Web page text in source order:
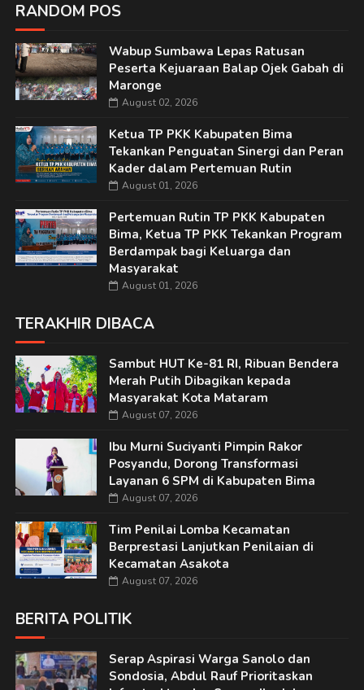
RANDOM POS
Wabup Sumbawa Lepas Ratusan
Peserta Kejuaraan Balap Ojek Gabah di
Maronge
August 02, 2026
Ketua TP PKK Kabupaten Bima
Tekankan Penguatan Sinergi dan Peran
Kader dalam Pertemuan Rutin
August 01, 2026
Pertemuan Rutin TP PKK Kabupaten
Bima, Ketua TP PKK Tekankan Program
Berdampak bagi Keluarga dan
Masyarakat
August 01, 2026
TERAKHIR DIBACA
Sambut HUT Ke-81 RI, Ribuan Bendera
Merah Putih Dibagikan kepada
Masyarakat Kota Mataram
August 07, 2026
Ibu Murni Suciyanti Pimpin Rakor
Posyandu, Dorong Transformasi
Layanan 6 SPM di Kabupaten Bima
August 07, 2026
Tim Penilai Lomba Kecamatan
Berprestasi Lanjutkan Penilaian di
Kecamatan Asakota
August 07, 2026
BERITA POLITIK
Serap Aspirasi Warga Sanolo dan
Sondosia, Abdul Rauf Prioritaskan